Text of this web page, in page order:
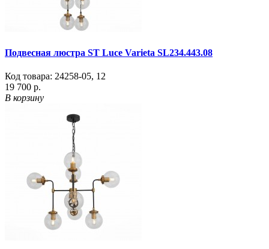
Подвесная люстра ST Luce Varieta SL234.443.08
Код товара: 24258-05, 12
19 700 р.
В корзину